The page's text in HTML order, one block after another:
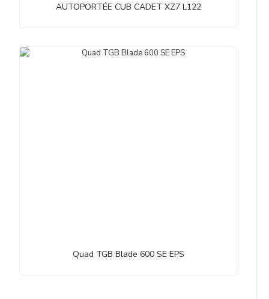
AUTOPORTÉE CUB CADET XZ7 L122
Quad TGB Blade 600 SE EPS